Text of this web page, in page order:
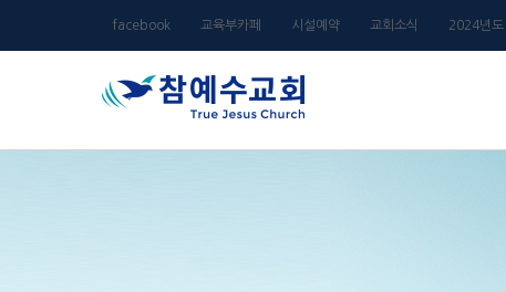
to
facebook 교육부카페 시설예약 교회소식 2024년도